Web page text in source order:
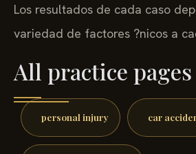
Los resultados de cada caso
variedad de factores ?nicos a
All practice pages
personal injury car